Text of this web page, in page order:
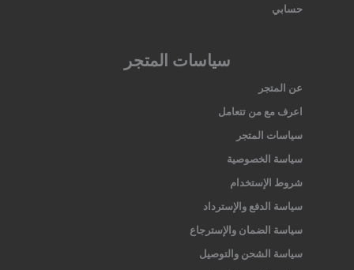
حسابي
سياسات المتجر
عن المتجر
اعرف مع من تتعامل
سياسات المتجر
سياسة الخصوصية
شروط الإستخدام
سياسة الدفع والإسترداد
سياسة الضمان والإسترجاع
سياسة الشحن والتوصيل